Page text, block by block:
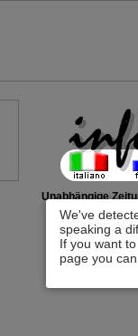
We've
speaking a
If you want
page you
Unabhängige